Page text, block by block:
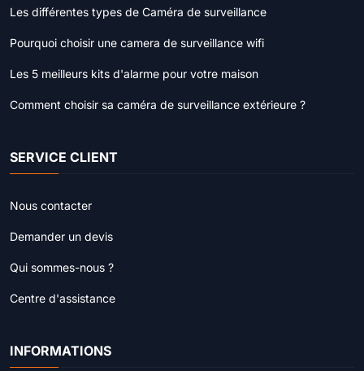
Les différentes types de Caméra de surveillance
Pourquoi choisir une camera de surveillance wifi
Les 5 meilleurs kits d'alarme pour votre maison
Comment choisir sa caméra de surveillance extérieure ?
SERVICE CLIENT
Nous contacter
Demander un devis
Qui sommes-nous ?
Centre d'assistance
INFORMATIONS